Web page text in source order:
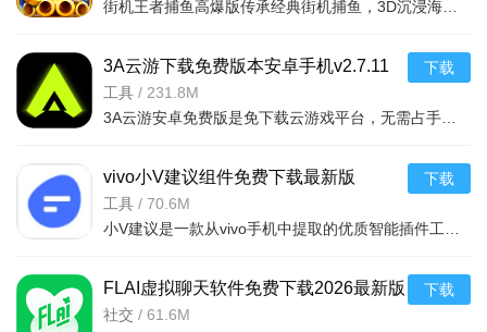
3A云游下载免费版本安卓手机v2.7.11
安卓版
工具 / 231.8M
下载
vivo小V建议组件免费下载最新版
v12.2.3.0安卓版
工具 / 70.6M
下载
FLAI虚拟聊天软件免费下载2026最新版
v2.1.7安卓版
社交 / 61.6M
下载